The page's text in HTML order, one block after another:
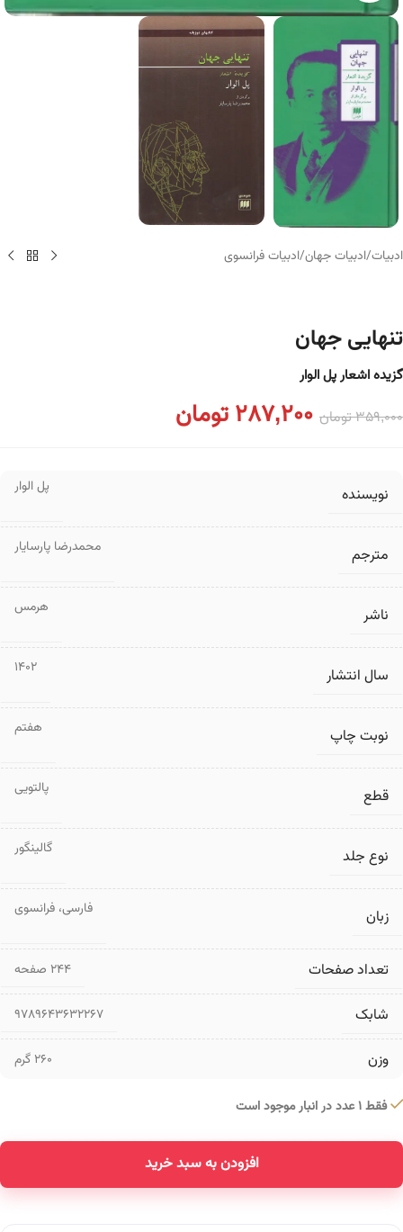
ادبیات/ادبیات جهان/ادبیات فرانسوی
تنهایی جهان
گزیده اشعار پل الوار
359,000تومان 287,200تومان
نویسنده پل الوار
مترجم محمدرضا پارسایار
ناشر هرمس
سال انتشار 1402
نوبت چاپ هفتم
قطع پالتویی
نوع جلد گالینگور
زبان فارسی، فرانسوی
تعداد صفحات ۲۴۴ صفحه
شابک 9789643632267
وزن 260 گرم
فقط 1 عدد در انبار موجود است
افزودن به سبد خرید